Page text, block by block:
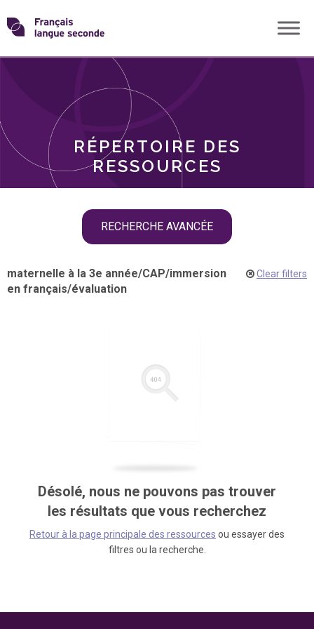
Skip
toTransformons
langue
RÉPERTOIRE DES
RESSOURCES
RECHERCHE AVANCÉE
THÈMES
maternelle à la 3e année/CAP/immersion
en français/évaluation
Clear filters
Désolé, nous ne pouvons pas trouver
les résultats que vous recherchez
Retour à la page principale des ressources ou essayer des
filtres ou la recherche.